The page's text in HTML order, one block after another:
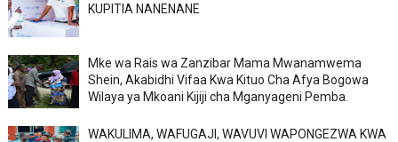
KUPITIA NANENANE
Mke wa Rais wa Zanzibar Mama Mwanamwema
Shein, Akabidhi Vifaa Kwa Kituo Cha Afya Bogowa
Wilaya ya Mkoani Kijiji cha Mganyageni Pemba.
WAKULIMA, WAFUGAJI, WAVUVI WAPONGEZWA KWA